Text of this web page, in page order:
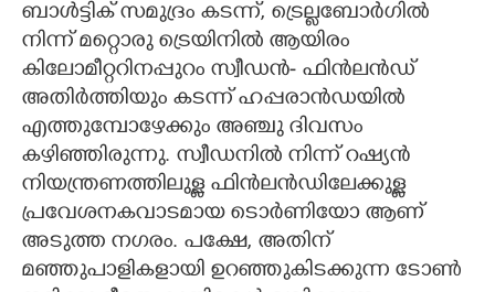
ബാൾട്ടിക് സമുദ്രം കടന്ന്,​ ട്രെല്ലബോർഗിൽ
നിന്ന് മറ്റൊരു ട്രെയിനിൽ ആയിരം
കിലോമീറ്ററിനപ്പുറം സ്വീഡൻ- ഫിൻലൻഡ്
അതിർത്തിയും കടന്ന് ഹപ്പരാൻഡയിൽ
എത്തുമ്പോഴേക്കും അഞ്ചു ദിവസം
കഴിഞ്ഞിരുന്നു​. സ്വീഡനിൽ നിന്ന് റഷ്യൻ
നിയന്ത്രണത്തിലുള്ള ഫിൻലൻഡിലേക്കുള്ള
പ്രവേശനകവാടമായ ടൊർണിയോ ആണ്
അടുത്ത നഗരം. പക്ഷേ,​ അതിന്
മഞ്ഞുപാളികളായി ഉറഞ്ഞുകിടക്കുന്ന ടോൺ